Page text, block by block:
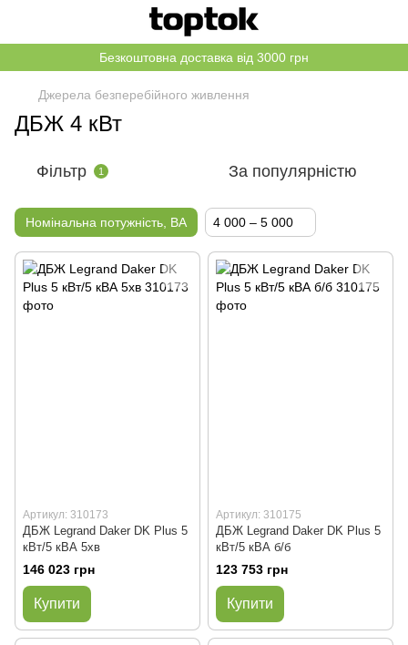
Безкоштовна доставка від 3000 грн
Джерела безперебійного живлення
ДБЖ 4 кВт
Фільтр 1 За популярністю
Номінальна потужність, ВА 4 000 – 5 000
Артикул: 310173
ДБЖ Legrand Daker DK Plus 5
кВт/5 кВА 5хв
146 023 грн
Купити
Артикул: 310175
ДБЖ Legrand Daker DK Plus 5
кВт/5 кВА б/б
123 753 грн
Купити